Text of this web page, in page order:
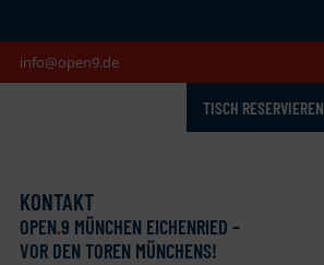
info@open9.de
TISCH RESERVIEREN
KONTAKT
OPEN.9 MÜNCHEN EICHENRIED –
VOR DEN TOREN MÜNCHENS!